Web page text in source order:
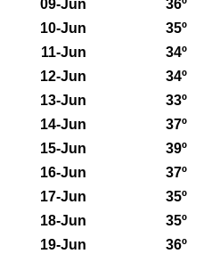
09-Jun
36º
10-Jun
35º
11-Jun
34º
12-Jun
34º
13-Jun
33º
14-Jun
37º
15-Jun
39º
16-Jun
37º
17-Jun
35º
18-Jun
35º
19-Jun
36º